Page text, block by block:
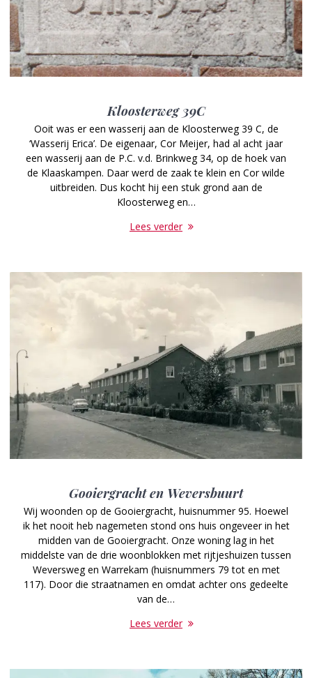
Kloosterweg 39C
Ooit was er een wasserij aan de Kloosterweg 39 C, de
‘Wasserij Erica’. De eigenaar, Cor Meijer, had al acht jaar
een wasserij aan de P.C. v.d. Brinkweg 34, op de hoek van
de Klaaskampen. Daar werd de zaak te klein en Cor wilde
uitbreiden. Dus kocht hij een stuk grond aan de
Kloosterweg en…
Lees verder
Gooiergracht en Weversbuurt
Wij woonden op de Gooiergracht, huisnummer 95. Hoewel
ik het nooit heb nagemeten stond ons huis ongeveer in het
midden van de Gooiergracht. Onze woning lag in het
middelste van de drie woonblokken met rijtjeshuizen tussen
Weversweg en Warrekam (huisnummers 79 tot en met
117). Door die straatnamen en omdat achter ons gedeelte
van de…
Lees verder